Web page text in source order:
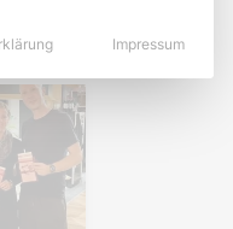
Impressum